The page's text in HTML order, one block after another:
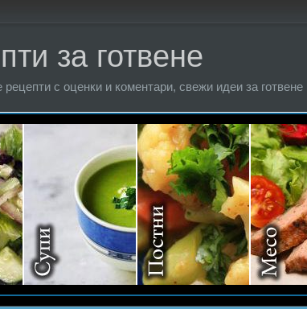
за готвене
рецепти с оценки и коментари, свежи идеи за готвене